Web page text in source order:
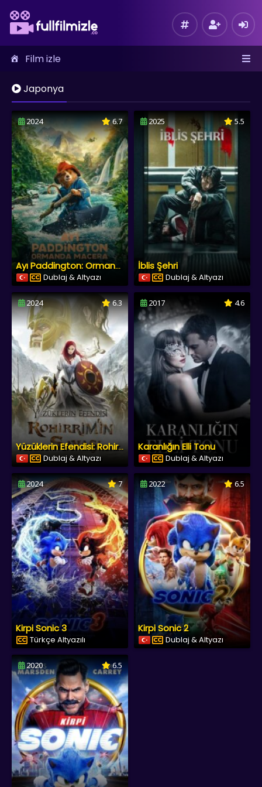
Film izle
Japonya
2024 6.7
Ayı Paddington: Ormanda Macera
Dublaj & Altyazı
2025 5.5
İblis Şehri
Dublaj & Altyazı
2024 6.3
Yüzüklerin Efendisi: Rohirrim’in Savaşı
Dublaj & Altyazı
2017 4.6
Karanlığın Elli Tonu
Dublaj & Altyazı
2024 7
Kirpi Sonic 3
Türkçe Altyazılı
2022 6.5
Kirpi Sonic 2
Dublaj & Altyazı
2020 6.5